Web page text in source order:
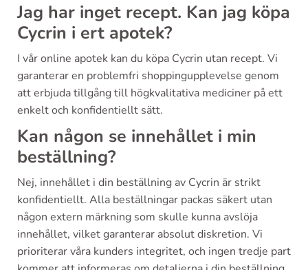
Jag har inget recept. Kan jag köpa
Cycrin i ert apotek?
I vår online apotek kan du köpa Cycrin utan recept. Vi
garanterar en problemfri shoppingupplevelse genom
att erbjuda tillgång till högkvalitativa mediciner på ett
enkelt och konfidentiellt sätt.
Kan någon se innehållet i min
beställning?
Nej, innehållet i din beställning av Cycrin är strikt
konfidentiellt. Alla beställningar packas säkert utan
någon extern märkning som skulle kunna avslöja
innehållet, vilket garanterar absolut diskretion. Vi
prioriterar våra kunders integritet, och ingen tredje part